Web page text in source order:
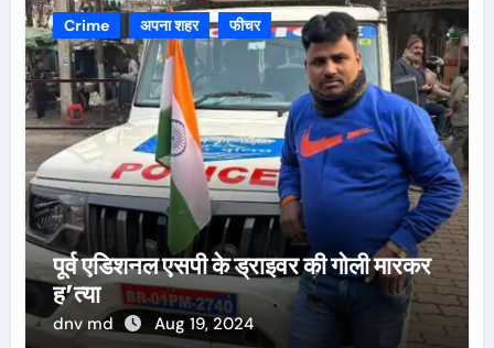
Crime अपना शहर फीचर
पूर्व एडिशनल एसपी के ड्राइवर की गोली मारकर
ह’त्या
dnv md Aug 19, 2024